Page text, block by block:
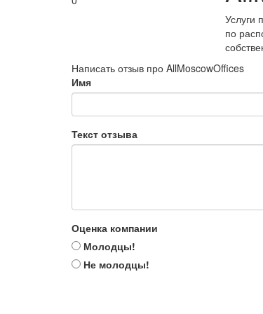
Услуги
по
Написать отзыв про AllMoscowOffices
Имя
Текст отзыва
Оценка компании
Молодцы!
Не молодцы!